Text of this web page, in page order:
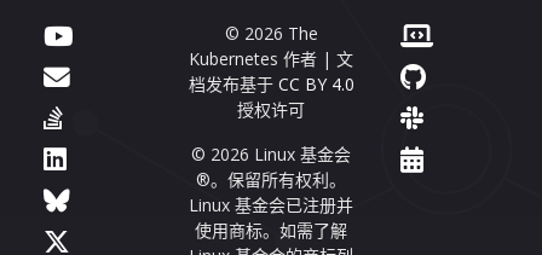
© 2026 The
Kubernetes 作者 | 文
档发布基于 CC BY 4.0
授权许可
© 2026 Linux 基金会
®。保留所有权利。
Linux 基金会已注册并
使用商标。如需了解